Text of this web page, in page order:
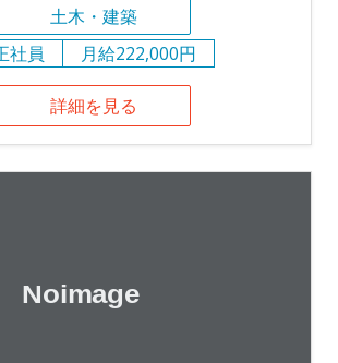
土木・建築
社員
月給222,000円
詳細を見る